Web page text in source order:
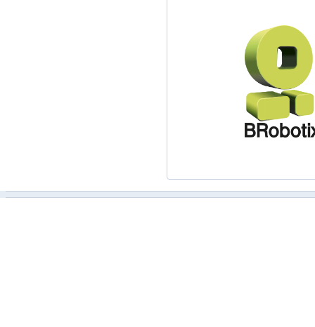
Uso recomendado
Interfaz del dispositivo
Tipo de micrófono
Canales de salida de audio